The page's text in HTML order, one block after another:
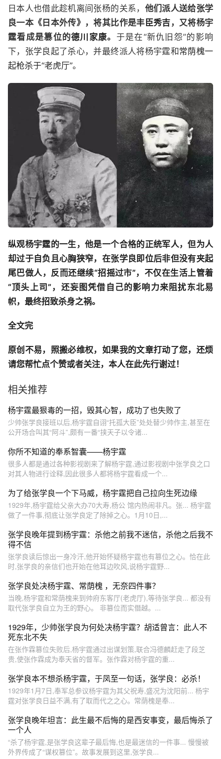
日本人也借此趁机离间张杨的关系， 他们派人送给张学
良一本《日本外传》，将其比作是丰臣秀吉 ，又将杨宇
霆看成是篡位的德川家康。 于是在“新仇旧怨”的影响
下，张学良起了杀心，并最终派人将杨宇霆和 常荫槐一
起枪杀于“老虎厅”。
纵观杨宇霆的一生，他是一个合格的正统军人，但为人
却过于自负且心胸狭窄，在张学良即位后非但没有夹起
尾巴做人，反而还继续“招摇过市”，不仅在生活上管着
“顶头上司”，还妄图凭借自己的影响力来阻扰东北易
帜，最终招致杀身之祸。
全文完
原创不易，照搬必维权，如果我的文章打动了您，还烦
请您帮忙点个赞或者关注，本人在此先行谢过！
相关推荐
杨宇霆最狠毒的一招，毁其心智，成功了也失败了
少帅张学良接班以后,杨宇霆自诩“托孤大臣”处处替少帅作主,甚至在
公开场合叫其“阿斗”,颇有一番“挟天子以令诸...
你所不知道的奉系智囊——杨宇霆
很多人都是通过各种影视剧来了解杨宇霆,通过影视剧中张学良之口
对其人物进行诠释,因此很多人都将杨宇霆看成一个...
为了给张学良一个下马威，杨宇霆把自己拉向生死边缘
1929年,杨宇霆给父亲大办70大寿,杨公 馆内热闹非凡。张... 杨宇霆
做了一件事,彻底让张学良定了除掉之心。1月10日,...
张学良晚年提到杨宇霆：杀他之前我不迷信，杀他之后我不
得不信
张学良读后惊出一身冷汗,他开始怀疑杨宇霆也有篡位之心。恰在此
时,张学良的亲信们也开始在他耳边吹风,说杨宇霆野...
张学良处决杨宇霆、常荫槐 ，无奈四件事？
当晚,杨宇霆和常荫槐来到帅府东客厅(老虎厅),等待张学良... 都没有
取代张学良自立为王的野心。 非篡位而实僭越‌。...
1929年，少帅张学良为何处决杨宇霆？胡适曾言：此人不
死东北不失
在张作霖篡位失败后,杨宇霆通过出谋划策,联合冯德麟赶走了段芝
贵,使张作霖成为奉天省的督军。张作霖对杨宇霆的重...
张学良本不想杀杨宇霆，于凤至一句话，张学良：必杀！
1929年1月7日,奉军总参议杨宇霆为其父祝寿,盛况为沈阳前... 杨宇
霆对张学良日益不满,有了取而代之之心。常荫槐是奉...
张学良晚年坦言：此生最不后悔的是西安事变，最后悔杀了
一个人
“杀了杨宇霆,是张学良这辈子最后悔,也是最迷信的一件事... 慢慢被
外界传成了“谋权篡位”。故事发展到这里,张学良...